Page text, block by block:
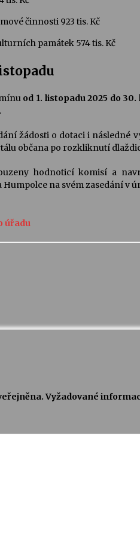
činnosti 923 tis. Kč
památek 574 tis. Kč
od 1. listopadu 2025 do
.
žádosti o dotaci i následné
občana po rozkliknutí
hodnoticí komisí a
na svém zasedání v
úřadu
Vyžadované